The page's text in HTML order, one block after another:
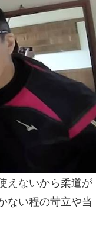
えないから柔道が
ない程の苛立や当